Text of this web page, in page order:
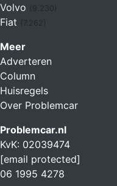
Volvo
Fiat (7.262)
Meer
Adverteren
Column
Huisregels
Over Problemcar
Problemcar.nl
KvK: 02039474
[email protected]
06 1995 4278